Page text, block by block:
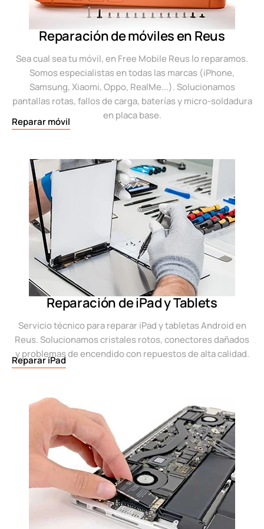
Reparación de móviles en Reus
Sea cual sea tu móvil, en Free Mobile Reus lo reparamos.
Somos especialistas en todas las marcas (iPhone,
Samsung, Xiaomi, Oppo, RealMe...). Solucionamos
pantallas rotas, fallos de carga, baterías y micro-soldadura
en placa base.
Reparar móvil
Reparación de iPad y Tablets
Servicio técnico para reparar iPad y tabletas Android en
Reus. Solucionamos cristales rotos, conectores dañados
y problemas de encendido con repuestos de alta calidad.
Reparar iPad